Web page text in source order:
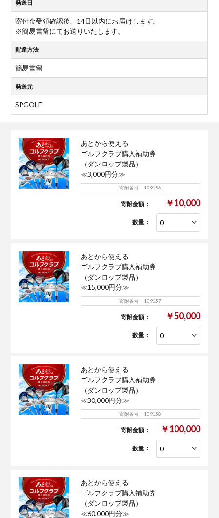
発送日
寄付金受領確認後、14日以内にお届けします。
※簡易書留にてお送りいたします。
配達方法
簡易書留
発送元
SPGOLF
あとから使える
ゴルフクラブ購入補助券
（ダンロップ製品）
≪3,000円分≫
寄附番号 109156
寄附金額： ￥10,000
数量：
あとから使える
ゴルフクラブ購入補助券
（ダンロップ製品）
≪15,000円分≫
寄附番号 109157
寄附金額： ￥50,000
数量：
あとから使える
ゴルフクラブ購入補助券
（ダンロップ製品）
≪30,000円分≫
寄附番号 109158
寄附金額： ￥100,000
数量：
あとから使える
ゴルフクラブ購入補助券
（ダンロップ製品）
≪60,000円分≫